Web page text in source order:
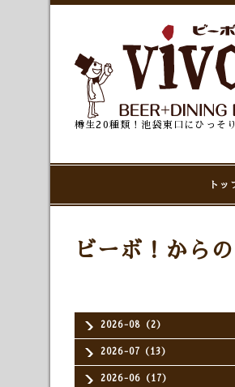
樽生20種類！池袋東口にひっそ
トッ
2026-08（2）
2026-07（13）
2026-06（17）
ビーボ！から